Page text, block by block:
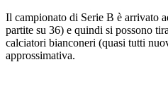
Il campionato di Serie B è arrivato
partite su 36) e quindi si possono
calciatori bianconeri (quasi tutti
approssimativa.